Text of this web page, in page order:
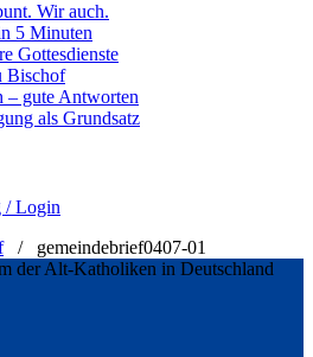
Wir auch.
5 Minuten
Gottesdienste
Bischof
– gute Antworten
als Grundsatz
/ Login
/ gemeindebrief0407-01
der Alt-Katholiken in Deutschland